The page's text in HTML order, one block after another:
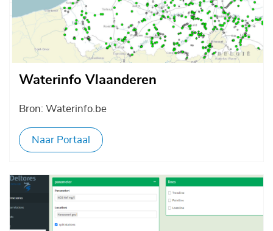
Waterinfo Vlaanderen
Bron: Waterinfo.be
Naar Portaal
Afbeelding